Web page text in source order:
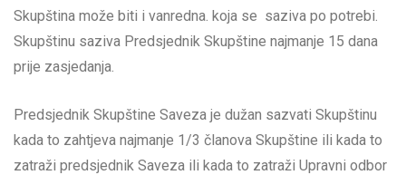
Skupština može biti i vanredna. koja se saziva po potrebi.
Skupštinu saziva Predsjednik Skupštine najmanje 15 dana
prije zasjedanja.
Predsjednik Skupštine Saveza je dužan sazvati Skupštinu
kada to zahtjeva najmanje 1/3 članova Skupštine ili kada to
zatraži predsjednik Saveza ili kada to zatraži Upravni odbor